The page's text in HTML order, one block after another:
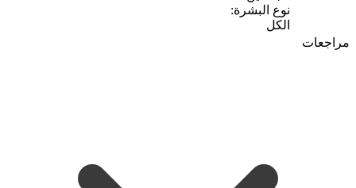
نوع البشرة:
الكل
مراجعات